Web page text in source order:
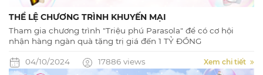
THỂ LỆ CHƯƠNG TRÌNH KHUYẾN MẠI
Tham gia chương trình "Triệu phú Parasola" để có cơ hội
nhận hàng ngàn quà tặng trị giá đến 1 TỶ ĐỒNG
04/10/2024 17886 views Xem chi tiết